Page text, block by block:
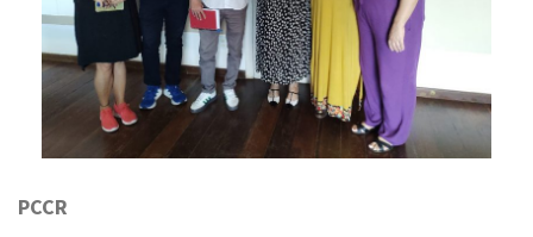
PCCR